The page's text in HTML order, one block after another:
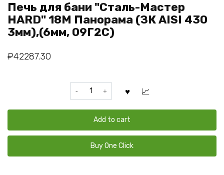
Печь для бани "Сталь-Мастер
HARD" 18М Панорама (ЗК AISI 430
3мм),(6мм, 09Г2С)
₽42287.30
для
бани
"Сталь-
Мастер
Add to cart
Buy One Click